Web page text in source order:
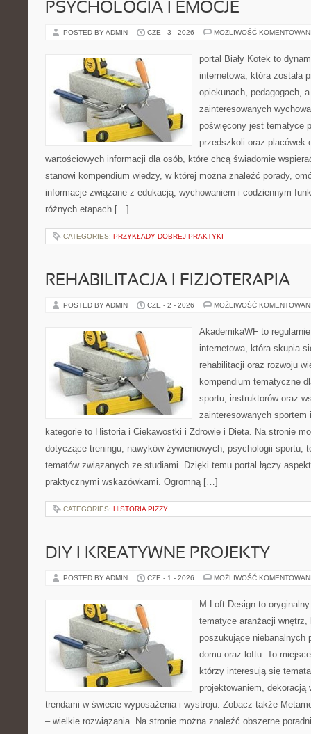
PSYCHOLOGIA I EMOCJE
POSTED BY ADMIN CZE - 3 - 2026 MOŻLIWOŚĆ
portal Biały Kotek to
internetowa, która została
opiekunach, pedagogach,
zainteresowanych
poświęcony jest tematyce
przedszkoli oraz placówek
wartościowych informacji dla osób, które chcą świadomie
stanowi kompendium wiedzy, w której można znaleźć porady,
informacje związane z edukacją, wychowaniem i codziennym
różnych etapach […]
CATEGORIES: PRZYKŁADY DOBREJ PRAKTYKI
REHABILITACJA I FIZJOTERAPIA
POSTED BY ADMIN CZE - 2 - 2026 MOŻLIWOŚĆ
AkademikaWF to
internetowa, która skupia
rehabilitacji oraz rozwoju
kompendium tematyczne
sportu, instruktorów oraz
zainteresowanych sportem
kategorie to Historia i Ciekawostki i Zdrowie i Dieta. Na stronie
dotyczące treningu, nawyków żywieniowych, psychologii sportu,
tematów związanych ze studiami. Dzięki temu portal łączy
praktycznymi wskazówkami. Ogromną […]
CATEGORIES: HISTORIA PIZZY
DIY I KREATYWNE PROJEKTY
POSTED BY ADMIN CZE - 1 - 2026 MOŻLIWOŚĆ
M-Loft Design to
tematyce aranżacji
poszukujące niebanalnych
domu oraz loftu. To
którzy interesują się
projektowaniem, dekoracją
trendami w świecie wyposażenia i wystroju. Zobacz także
– wielkie rozwiązania. Na stronie można znaleźć obszerne